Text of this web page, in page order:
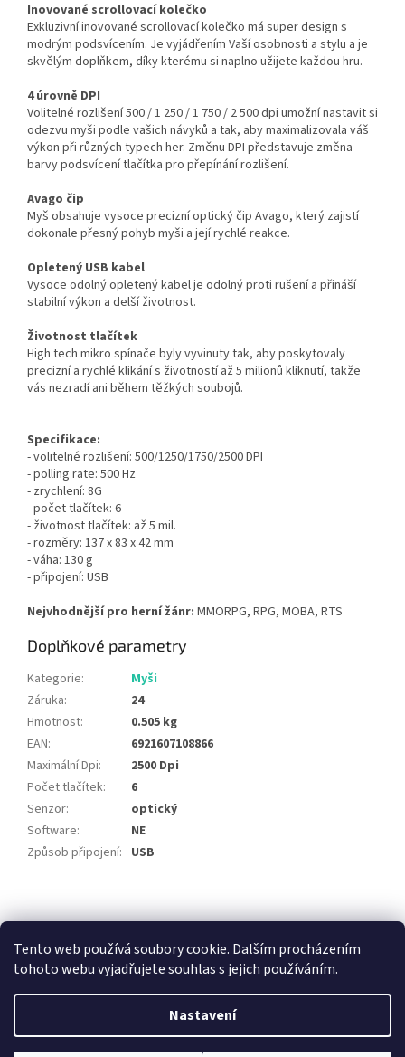
Tento web používá soubory cookie. Dalším procházením
tohoto webu vyjadřujete souhlas s jejich používáním.
Nastavení
Inovované scrollovací kolečko
Exkluzivní inovované scrollovací kolečko má super design s
modrým podsvícením. Je vyjádřením Vaší osobnosti a stylu a je
skvělým doplňkem, díky kterému si naplno užijete každou hru.
4 úrovně DPI
Volitelné rozlišení 500 / 1 250 / 1 750 / 2 500 dpi umožní nastavit si
odezvu myši podle vašich návyků a tak, aby maximalizovala váš
výkon při různých typech her. Změnu DPI představuje změna
barvy podsvícení tlačítka pro přepínání rozlišení.
Avago čip
Myš obsahuje vysoce precizní optický čip Avago, který zajistí
dokonale přesný pohyb myši a její rychlé reakce.
Opletený USB kabel
Vysoce odolný opletený kabel je odolný proti rušení a přináší
stabilní výkon a delší životnost.
Životnost tlačítek
High tech mikro spínače byly vyvinuty tak, aby poskytovaly
precizní a rychlé klikání s životností až 5 milionů kliknutí, takže
vás nezradí ani během těžkých soubojů.
Specifikace:
- volitelné rozlišení: 500/1250/1750/2500 DPI
- polling rate: 500 Hz
- zrychlení: 8G
- počet tlačítek: 6
- životnost tlačítek: až 5 mil.
- rozměry: 137 x 83 x 42 mm
- váha: 130 g
- připojení: USB
Nejvhodnější pro herní žánr: MMORPG, RPG, MOBA, RTS
Doplňkové parametry
Kategorie:
Myši
Záruka:
24
Hmotnost:
0.505 kg
EAN:
6921607108866
Maximální Dpi:
2500 Dpi
Počet tlačítek:
6
Senzor:
optický
Software:
NE
Způsob připojení: USB
á
Vytvořil Shoptet